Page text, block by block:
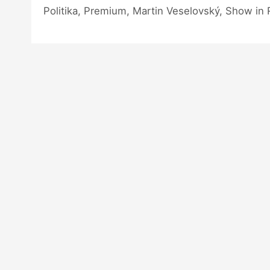
Politika, Premium, Martin Veselovský, Show in